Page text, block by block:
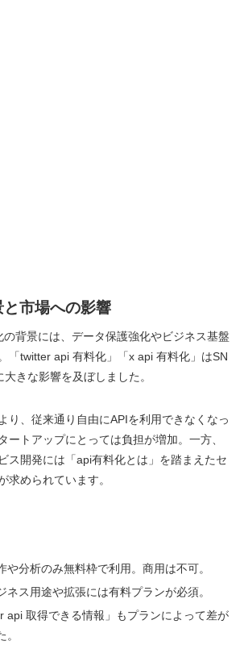
市場への影響
の背景には、データ保護強化やビジネス基盤
「twitter api 有料化」「x api 有料化」はSN
きな影響を及ぼしました。
り、従来通り自由にAPIを利用できなくなっ
ートアップにとっては負担が増加。一方、
ス開発には「api有料化とは」を踏まえたセ
求められています。
や分析のみ無料枠で利用。商用は不可。
ネス用途や拡張には有料プランが必須。
api 取得できる情報」もプランによって差が